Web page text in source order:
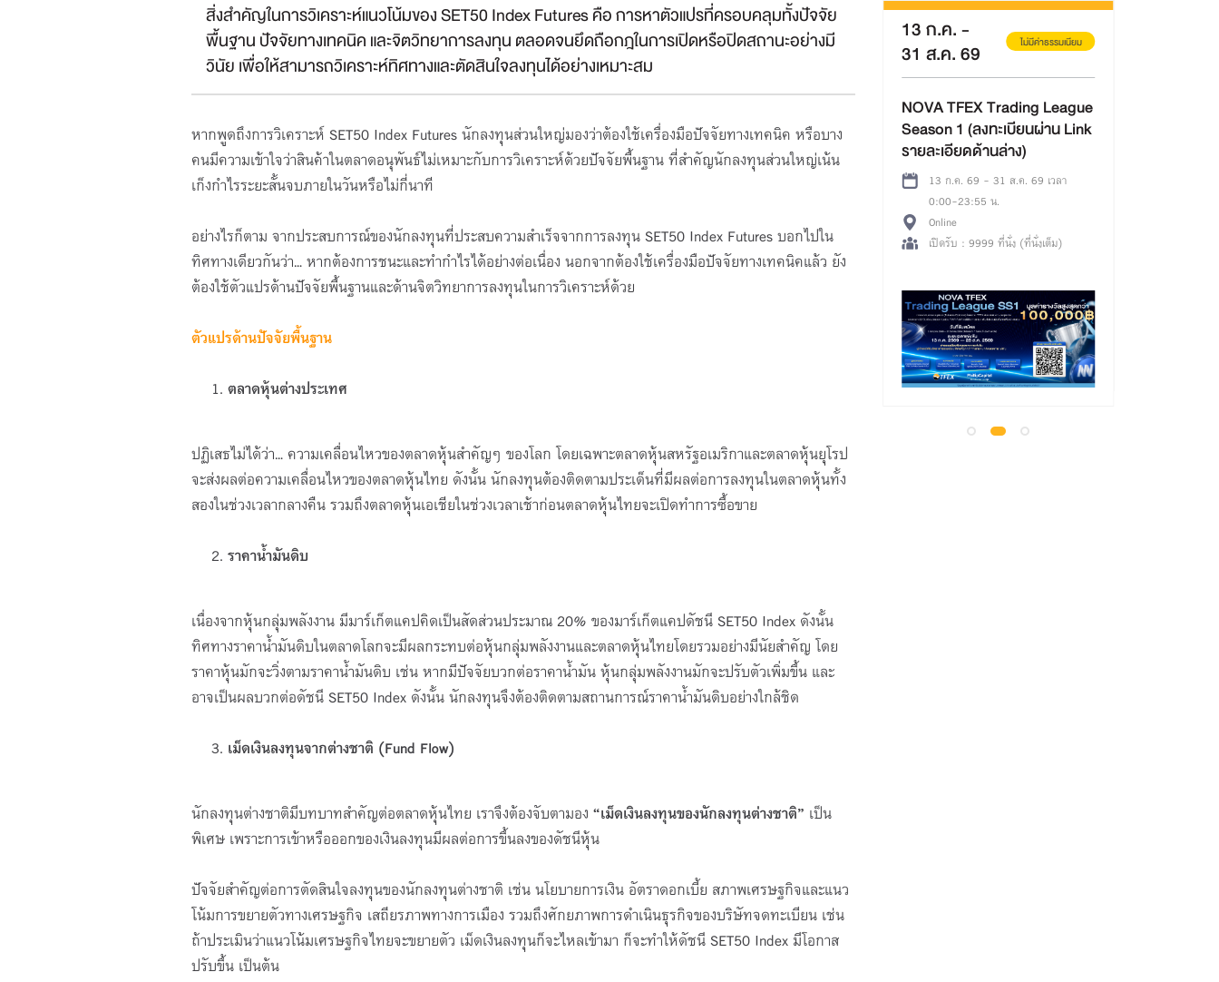
สิ่งสำคัญในการวิเคราะห์แนวโน้มของ SET50 Index Futures คือ การหาตัวแปรที่ครอบคลุมทั้งปัจจัย
พื้นฐาน ปัจจัยทางเทคนิค และจิตวิทยาการลงทุน ตลอดจนยึดถือกฎในการเปิดหรือปิดสถานะอย่างมี
วินัย เพื่อให้สามารถวิเคราะห์ทิศทางและตัดสินใจลงทุนได้อย่างเหมาะสม
หากพูดถึงการวิเคราะห์ SET50 Index Futures นักลงทุนส่วนใหญ่มองว่าต้องใช้เครื่องมือปัจจัยทางเทคนิค หรือบาง
คนมีความเข้าใจว่าสินค้าในตลาดอนุพันธ์ไม่เหมาะกับการวิเคราะห์ด้วยปัจจัยพื้นฐาน ที่สำคัญนักลงทุนส่วนใหญ่เน้น
เก็งกำไรระยะสั้นจบภายในวันหรือไม่กี่นาที
อย่างไรก็ตาม จากประสบการณ์ของนักลงทุนที่ประสบความสำเร็จจากการลงทุน SET50 Index Futures บอกไปใน
ทิศทางเดียวกันว่า... หากต้องการชนะและทำกำไรได้อย่างต่อเนื่อง นอกจากต้องใช้เครื่องมือปัจจัยทางเทคนิคแล้ว ยัง
ต้องใช้ตัวแปรด้านปัจจัยพื้นฐานและด้านจิตวิทยาการลงทุนในการวิเคราะห์ด้วย
ตัวแปรด้านปัจจัยพื้นฐาน
ตลาดหุ้นต่างประเทศ
ปฏิเสธไม่ได้ว่า... ความเคลื่อนไหวของตลาดหุ้นสำคัญๆ ของโลก โดยเฉพาะตลาดหุ้นสหรัฐอเมริกาและตลาดหุ้นยุโรป
จะส่งผลต่อความเคลื่อนไหวของตลาดหุ้นไทย ดังนั้น นักลงทุนต้องติดตามประเด็นที่มีผลต่อการลงทุนในตลาดหุ้นทั้ง
สองในช่วงเวลากลางคืน รวมถึงตลาดหุ้นเอเชียในช่วงเวลาเช้าก่อนตลาดหุ้นไทยจะเปิดทำการซื้อขาย
ราคาน้ำมันดิบ
เนื่องจากหุ้นกลุ่มพลังงาน มีมาร์เก็ตแคปคิดเป็นสัดส่วนประมาณ 20% ของมาร์เก็ตแคปดัชนี SET50 Index ดังนั้น
ทิศทางราคาน้ำมันดิบในตลาดโลกจะมีผลกระทบต่อหุ้นกลุ่มพลังงานและตลาดหุ้นไทยโดยรวมอย่างมีนัยสำคัญ โดย
ราคาหุ้นมักจะวิ่งตามราคาน้ำมันดิบ เช่น หากมีปัจจัยบวกต่อราคาน้ำมัน หุ้นกลุ่มพลังงานมักจะปรับตัวเพิ่มขึ้น และ
อาจเป็นผลบวกต่อดัชนี SET50 Index ดังนั้น นักลงทุนจึงต้องติดตามสถานการณ์ราคาน้ำมันดิบอย่างใกล้ชิด
เม็ดเงินลงทุนจากต่างชาติ (Fund Flow)
นักลงทุนต่างชาติมีบทบาทสำคัญต่อตลาดหุ้นไทย เราจึงต้องจับตามอง “เม็ดเงินลงทุนของนักลงทุนต่างชาติ” เป็น
พิเศษ เพราะการเข้าหรือออกของเงินลงทุนมีผลต่อการขึ้นลงของดัชนีหุ้น
ปัจจัยสำคัญต่อการตัดสินใจลงทุนของนักลงทุนต่างชาติ เช่น นโยบายการเงิน อัตราดอกเบี้ย สภาพเศรษฐกิจและแนว
โน้มการขยายตัวทางเศรษฐกิจ เสถียรภาพทางการเมือง รวมถึงศักยภาพการดำเนินธุรกิจของบริษัทจดทะเบียน เช่น
ถ้าประเมินว่าแนวโน้มเศรษฐกิจไทยจะขยายตัว เม็ดเงินลงทุนก็จะไหลเข้ามา ก็จะทำให้ดัชนี SET50 Index มีโอกาส
ปรับขึ้น เป็นต้น
31 มี.ค.-
30 พ.ย. 69
ไม่มีค่าธรรมเนียม
เปิดรับ : 3000 ที่นั่ง (คงเหลือ 854 ที่
นั่ง)
13 ก.ค.-
31 ส.ค. 69
ไม่มีค่าธรรมเนียม
NOVA TFEX Trading League
Season 1 (ลงทะเบียนผ่าน Link
รายละเอียดด้านล่าง)
13 ก.ค. 69 - 31 ส.ค. 69 เวลา
0:00-23:55 น.
Online
เปิดรับ : 9999 ที่นั่ง (ที่นั่งเต็ม)